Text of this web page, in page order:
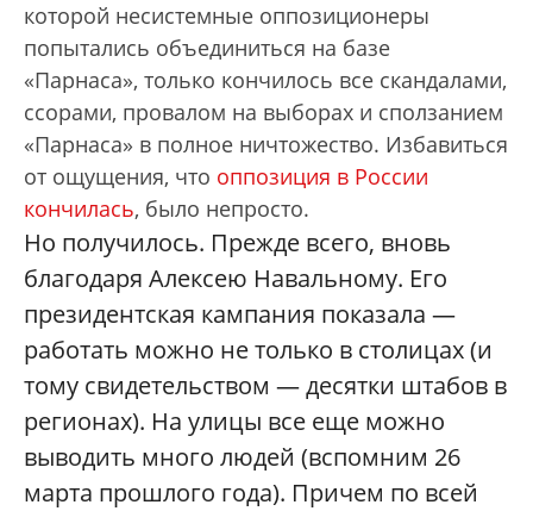
которой несистемные оппозиционеры
попытались объединиться на базе
«Парнаса», только кончилось все скандалами,
ссорами, провалом на выборах и сползанием
«Парнаса» в полное ничтожество. Избавиться
от ощущения, что оппозиция в России
кончилась, было непросто.
Но получилось. Прежде всего, вновь
благодаря Алексею Навальному. Его
президентская кампания показала —
работать можно не только в столицах (и
тому свидетельством — десятки штабов в
регионах). На улицы все еще можно
выводить много людей (вспомним 26
марта прошлого года). Причем по всей